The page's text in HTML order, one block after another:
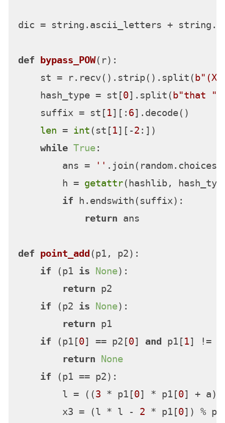
dic = string.ascii_letters +
def bypass_POW( r):
    st = r.recv().strip().split(
    hash_type = st[
0].split(b"that "
    suffix = st[
1][: 6].decode()
len = int (st[1][-2 :])
while True:
        ans =
''
        h =
getattr(hashlib,
if h.endswith(suffix):
return ans
def point_add (p1, p2):
if (p1 is None):
return p2
if (p2 is None):
return p1
if (p1[0] == p2[0] and p1[1] !=
return None
if (p1 == p2):
        l = ((
3 * p1[0] * p1[0] + a)
        x3 = (l * l -
2 * p1[0]) % p